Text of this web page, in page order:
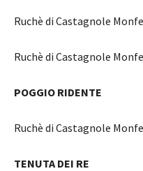
Ruchè di Castagnole
Ruchè di Castagnole
POGGIO RIDENTE
Ruchè di Castagnole
TENUTA DEI RE